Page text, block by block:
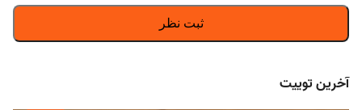
آخرین توییت